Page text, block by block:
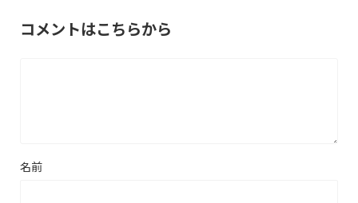
コメントはこちらから
名前